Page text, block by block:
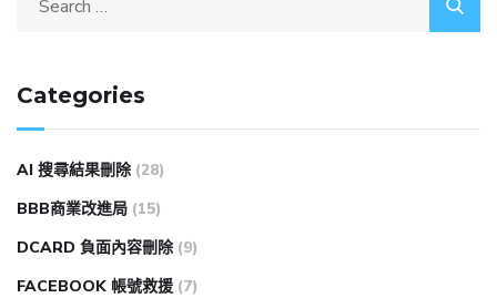
Categories
AI 搜尋結果刪除 (28)
BBB商業改進局 (15)
DCARD 負面內容刪除 (9)
FACEBOOK 帳號救援 (7)